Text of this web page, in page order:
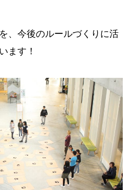
、今後のルールづくりに活
ます！